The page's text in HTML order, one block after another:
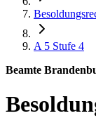
A 5 Stufe 4
Beamte